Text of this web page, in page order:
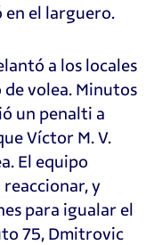
en el larguero.
a los locales
volea. Minutos
un penalti a
Víctor M. V.
El equipo
y
para igualar el
75, Dmitrovic